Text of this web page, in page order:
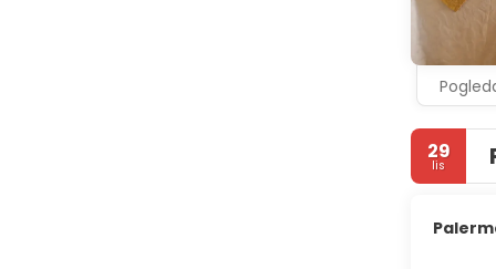
lokalnom
29
lis